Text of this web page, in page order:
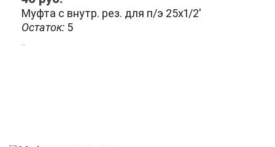
Остаток: 5
Муфта с внутр. рез. для п/э 25х1/2'